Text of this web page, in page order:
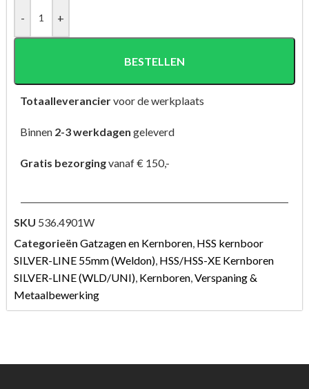
- +
BESTELLEN
Totaalleveranciervoor de werkplaats
Binnen 2-3 werkdagen geleverd
Gratis bezorgingvanaf € 150,-
SKU 536.4901W
Categorieën Gatzagen en Kernboren, HSS kernboor
SILVER-LINE 55mm (Weldon), HSS/HSS-XE Kernboren
SILVER-LINE (WLD/UNI), Kernboren,Verspaning &
Metaalbewerking